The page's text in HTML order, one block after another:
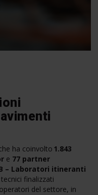
ha coinvolto 1.843
e 77 partner
– Laboratori itineranti
finalizzati
del settore, in